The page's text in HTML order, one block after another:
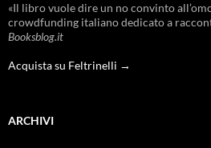
«Il libro vuole dire un no convinto
crowdfunding italiano dedicato a
Booksblog.it
Acquista su Feltrinelli →
ARCHIVI